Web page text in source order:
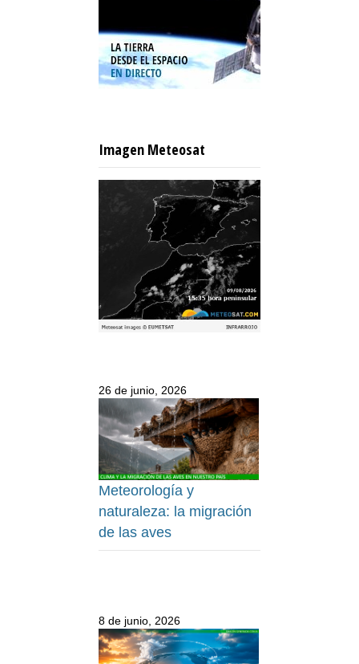
Imagen Meteosat
26 de junio, 2026
Meteorología y
naturaleza: la migración
de las aves
8 de junio, 2026